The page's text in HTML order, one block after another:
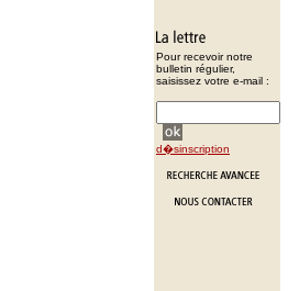
Pour recevoir notre
bulletin régulier,
saisissez votre e-mail :
d�sinscription